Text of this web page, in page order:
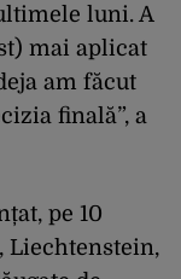
luni. A
mai aplicat
am făcut
finală”, a
pe 10
Liechtenstein,